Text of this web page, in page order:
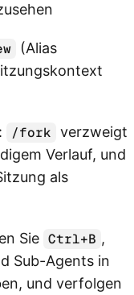
(Alias
: /fork verzweigt
Verlauf, und
als
Sie Ctrl+B ,
Sub-Agents in
und verfolgen